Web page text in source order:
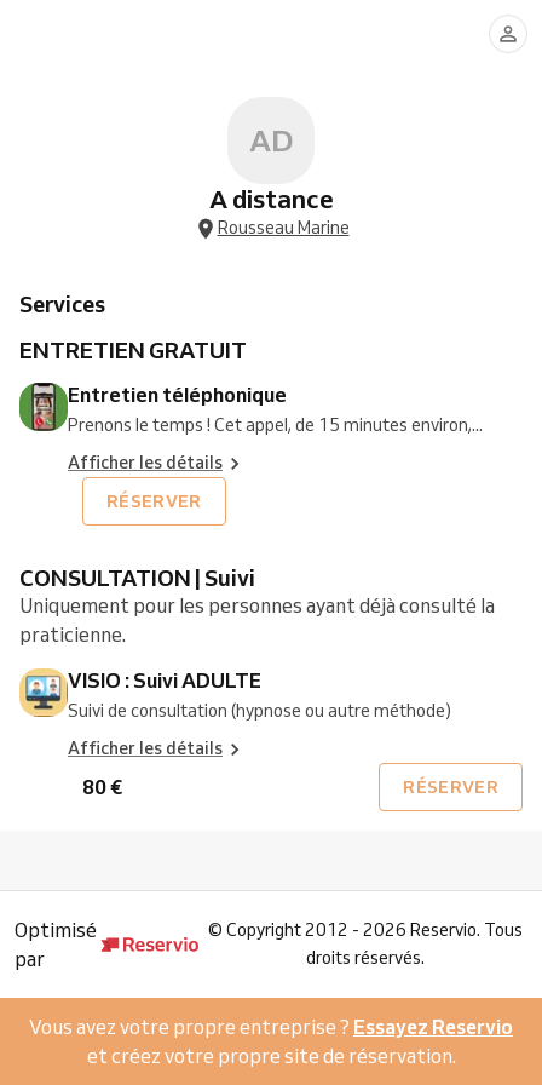
AD
A distance
Rousseau Marine
Services
ENTRETIEN GRATUIT
Entretien téléphonique
Prenons le temps ! Cet appel, de 15 minutes environ,...
Afficher les détails
RÉSERVER
CONSULTATION | Suivi
Uniquement pour les personnes ayant déjà consulté la
praticienne.
VISIO : Suivi ADULTE
Suivi de consultation (hypnose ou autre méthode)
Afficher les détails
80 € RÉSERVER
Optimisé
par
© Copyright 2012 - 2026 Reservio. Tous
droits réservés.
Vous avez votre propre entreprise ? Essayez Reservio
et créez votre propre site de réservation.